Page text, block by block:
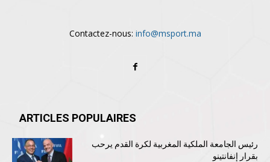
Contactez-nous: info@msport.ma
ARTICLES POPULAIRES
رئيس الجامعة الملكية المغربية لكرة القدم يرحب
بقرار إنفانتينو